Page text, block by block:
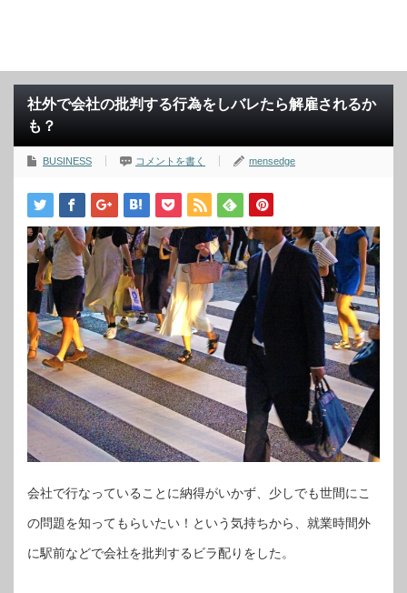
社外で会社の批判する行為をしバレたら解雇されるか
も？
BUSINESS コメントを書く mensedge
会社で行なっていることに納得がいかず、少しでも世間にこ
の問題を知ってもらいたい！という気持ちから、就業時間外
に駅前などで会社を批判するビラ配りをした。